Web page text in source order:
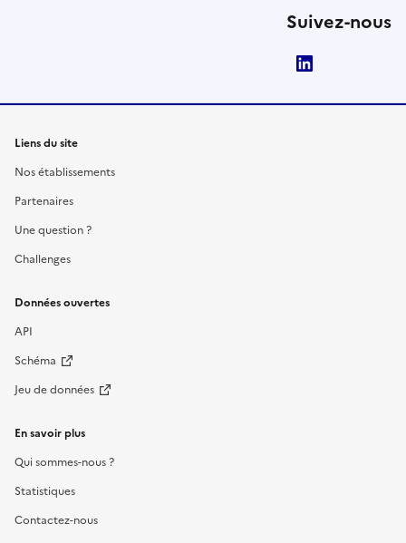
Suivez-nous
Liens du site
Nos établissements
Partenaires
Une question ?
Challenges
Données ouvertes
API
Schéma
Jeu de données
En savoir plus
Qui sommes-nous ?
Statistiques
Contactez-nous